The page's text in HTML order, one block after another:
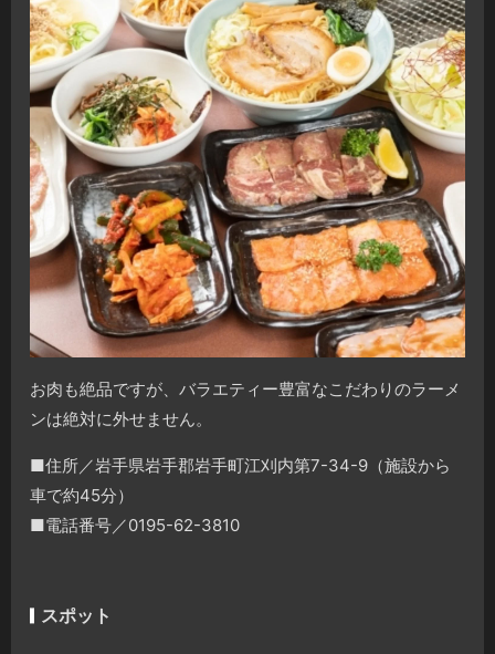
お肉も絶品ですが、バラエティー豊富なこだわりのラーメ
ンは絶対に外せません。
■住所／岩手県岩手郡岩手町江刈内第7-34-9（施設から
車で約45分）
■電話番号／0195-62-3810
スポット